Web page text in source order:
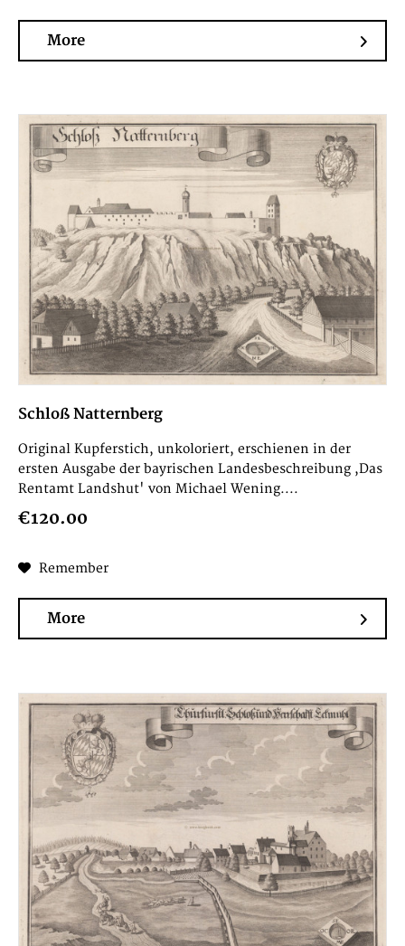
More
Schloß Natternberg
Original Kupferstich, unkoloriert, erschienen in der
ersten Ausgabe der bayrischen Landesbeschreibung ,Das
Rentamt Landshut' von Michael Wening....
€120.00
Remember
More